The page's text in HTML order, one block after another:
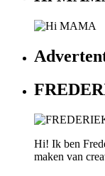
Hi! Ik ben
maken van